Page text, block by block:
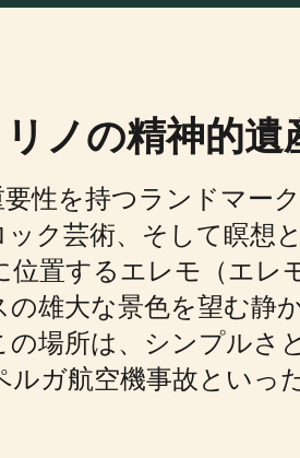
ノの精神的遺
性を持つランドマー
ク芸術、そして瞑想
置するエレモ（エレ
雄大な景色を望む静
場所は、シンプルさ
ガ航空機事故といっ